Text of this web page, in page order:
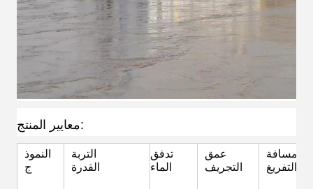
معايير المنتج:
النموذ
ج
التربة
القدرة
تدفق
الماء
عمق
التجريف
مسافة
التفريغ